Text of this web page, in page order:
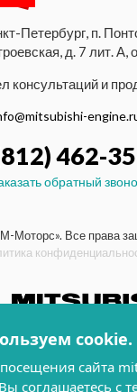
Петербург, п.
д. 7 лит. А,
консультаций и
462-
обратный
Моторс». Все права
индустриальные и
двигатели
cookie.
сайта
соглашаетесь с